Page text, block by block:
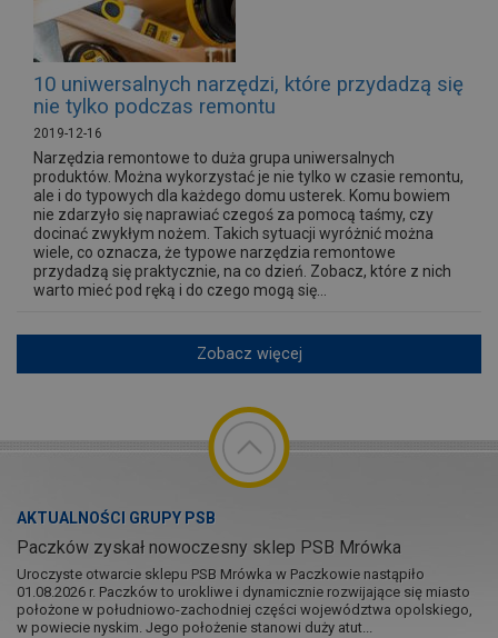
10 uniwersalnych narzędzi, które przydadzą się
nie tylko podczas remontu
2019-12-16
Narzędzia remontowe to duża grupa uniwersalnych
produktów. Można wykorzystać je nie tylko w czasie remontu,
ale i do typowych dla każdego domu usterek. Komu bowiem
nie zdarzyło się naprawiać czegoś za pomocą taśmy, czy
docinać zwykłym nożem. Takich sytuacji wyróżnić można
wiele, co oznacza, że typowe narzędzia remontowe
przydadzą się praktycznie, na co dzień. Zobacz, które z nich
warto mieć pod ręką i do czego mogą się...
Zobacz więcej
AKTUALNOŚCI GRUPY PSB
Paczków zyskał nowoczesny sklep PSB Mrówka
Uroczyste otwarcie sklepu PSB Mrówka w Paczkowie nastąpiło
01.08.2026 r. Paczków to urokliwe i dynamicznie rozwijające się miasto
położone w południowo-zachodniej części województwa opolskiego,
w powiecie nyskim. Jego położenie stanowi duży atut...